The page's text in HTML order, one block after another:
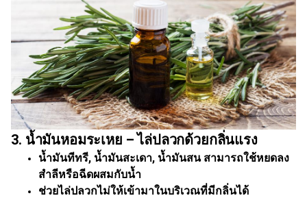
3. น้ำมันหอมระเหย – ไล่ปลวกด้วยกลิ่นแรง
น้ำมันทีทรี, น้ำมันสะเดา, น้ำมันสน สามารถใช้หยดลง
สำลีหรือฉีดผสมกับน้ำ
ช่วยไล่ปลวกไม่ให้เข้ามาในบริเวณที่มีกลิ่นได้